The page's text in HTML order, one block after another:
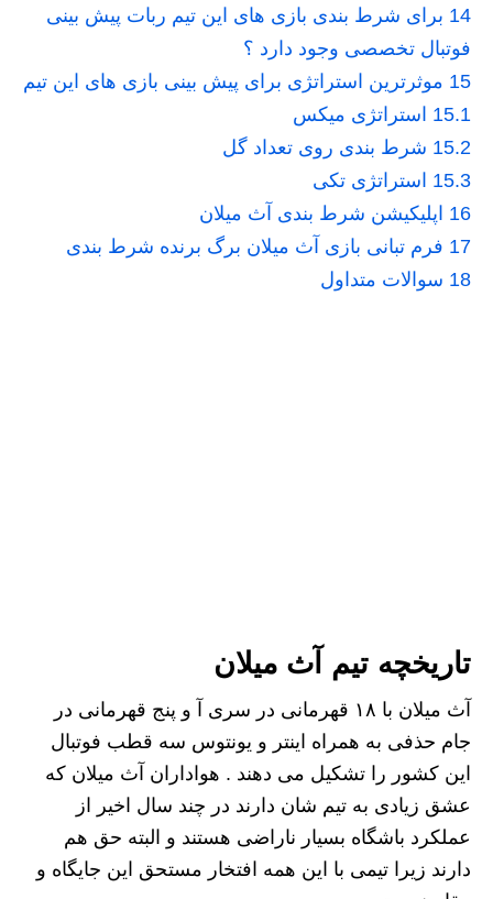
14 برای شرط بندی بازی های این تیم ربات پیش بینی
فوتبال تخصصی وجود دارد ؟
15 موثرترین استراتژی برای پیش بینی بازی های این تیم
15.1 استراتژی میکس
15.2 شرط بندی روی تعداد گل
15.3 استراتژی تکی
16 اپلیکیشن شرط بندی آث میلان
17 فرم تبانی بازی آث میلان برگ برنده شرط بندی
18 سوالات متداول
تاریخچه تیم آث میلان
آث میلان با ۱۸ قهرمانی در سری آ و پنج قهرمانی در
جام حذفی به همراه اینتر و یونتوس سه قطب فوتبال
این کشور را تشکیل می دهند . هواداران آث میلان که
عشق زیادی به تیم شان دارند در چند سال اخیر از
عملکرد باشگاه بسیار ناراضی هستند و البته حق هم
دارند زیرا تیمی با این همه افتخار مستحق این جایگاه و